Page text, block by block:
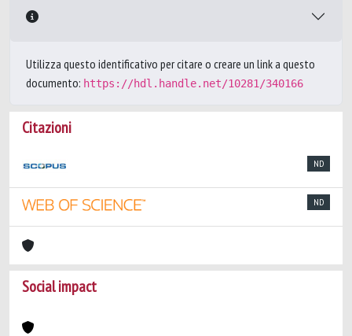
Utilizza questo identificativo per citare o creare un link a questo
documento: https://hdl.handle.net/10281/340166
Citazioni
ND
ND
Social impact